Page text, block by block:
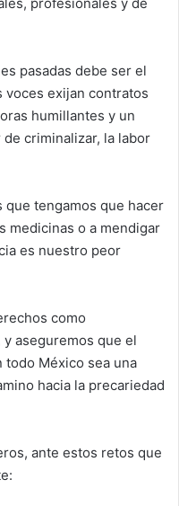
pasadas debe ser el
voces exijan contratos
humillantes y un
criminalizar, la labor
tengamos que hacer
medicinas o a mendigar
es nuestro peor
como
aseguremos que el
todo México sea una
hacia la precariedad
ante estos retos que